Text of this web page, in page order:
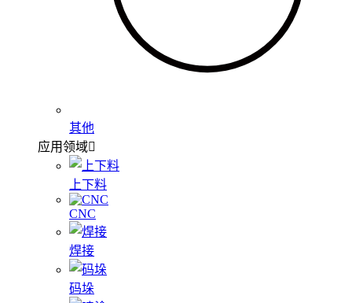
其他
应用领域
上下料
CNC
焊接
码垛